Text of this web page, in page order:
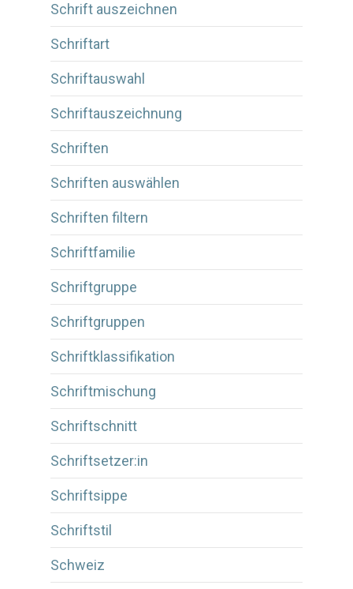
Schrift auszeichnen
Schriftart
Schriftauswahl
Schriftauszeichnung
Schriften
Schriften auswählen
Schriften filtern
Schriftfamilie
Schriftgruppe
Schriftgruppen
Schriftklassifikation
Schriftmischung
Schriftschnitt
Schriftsetzer:in
Schriftsippe
Schriftstil
Schweiz